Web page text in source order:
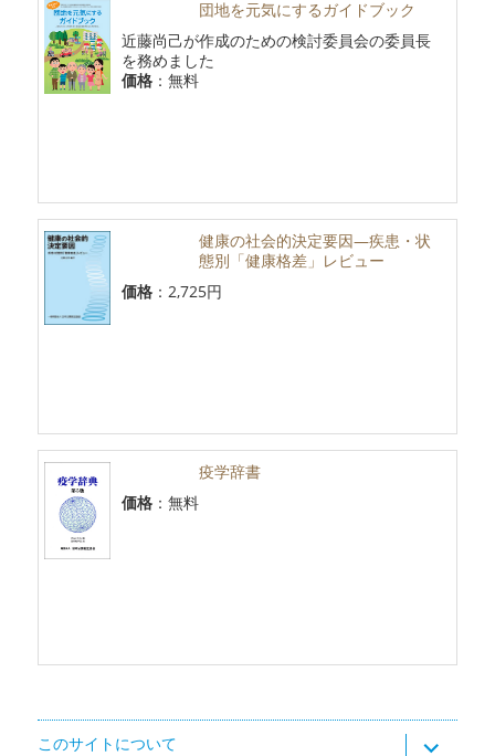
団地を元気にするガイドブック
近藤尚己が作成のための検討委員会の委員長
を務めました
価格 ：無料
健康の社会的決定要因―疾患・状
態別「健康格差」レビュー
価格 ：2,725円
疫学辞書
価格 ：無料
このサイトについて サ